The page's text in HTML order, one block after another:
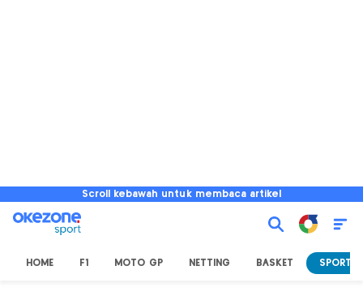
Scroll kebawah untuk membaca artikel
HOME F1 MOTO GP NETTING BASKET SPORT